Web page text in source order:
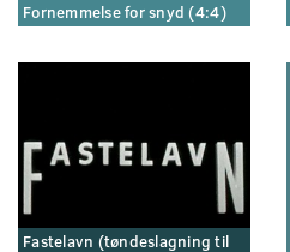
Fornemmelse for snyd (4:4)
Fastelavn (tøndeslagning til